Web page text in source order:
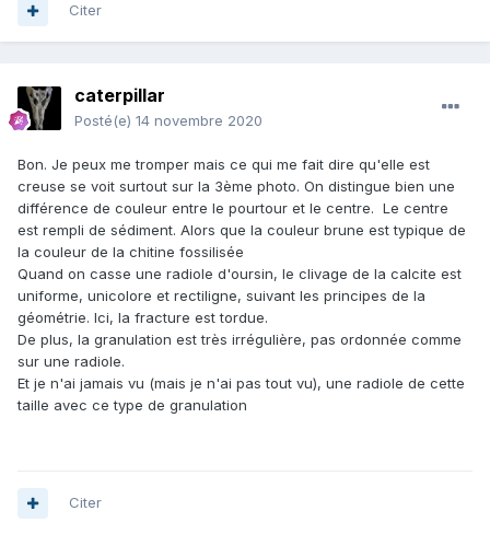
Citer
caterpillar
Posté(e) 14 novembre 2020
Bon. Je peux me tromper mais ce qui me fait dire qu'elle est
creuse se voit surtout sur la 3ème photo. On distingue bien une
différence de couleur entre le pourtour et le centre. Le centre
est rempli de sédiment. Alors que la couleur brune est typique de
la couleur de la chitine fossilisée
Quand on casse une radiole d'oursin, le clivage de la calcite est
uniforme, unicolore et rectiligne, suivant les principes de la
géométrie. Ici, la fracture est tordue.
De plus, la granulation est très irrégulière, pas ordonnée comme
sur une radiole.
Et je n'ai jamais vu (mais je n'ai pas tout vu), une radiole de cette
taille avec ce type de granulation
Citer